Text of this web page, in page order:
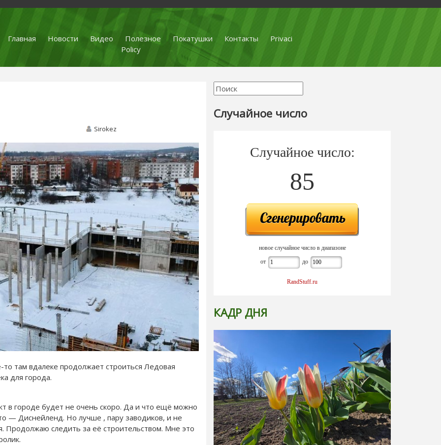
Главная Новости Видео Полезное Покатушки Контакты
Privaci
Policy
Sirokez
там вдалеке продолжает строиться Ледовая
для города.
в городе будет не очень скоро. Да и что ещё можно
— Диснейленд. Но лучше , пару заводиков, и не
Продолжаю следить за её строительством. Мне это
Случайное число
Случайное число:
85
новое случайное число в диапазоне
от до
RandStuff.ru
КАДР ДНЯ